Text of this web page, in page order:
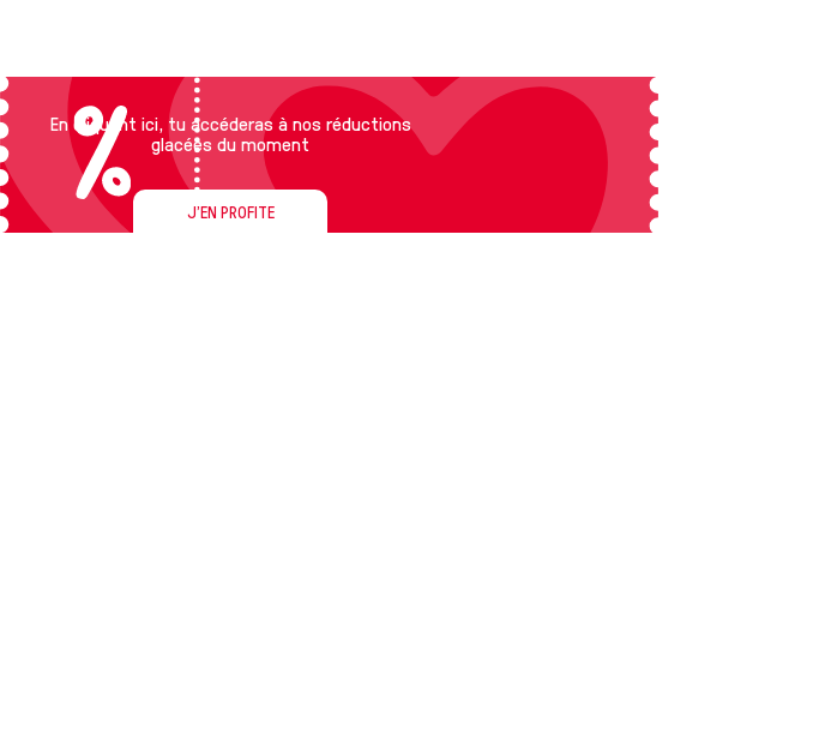
En cliquant ici, tu accéderas à nos réductions
glacées du moment
J'EN PROFITE